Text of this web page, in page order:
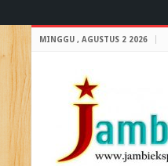
MINGGU , AGUSTUS 2 2026